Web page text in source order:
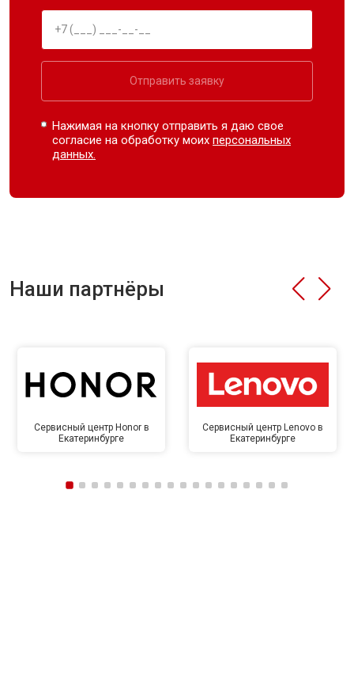
Отправить заявку
Нажимая на кнопку отправить я даю свое
согласие на обработку моихперсональных
данных.
Наши партнёры
Сервисный центр Honor в
Екатеринбурге
Сервисный центр Lenovo в
Екатеринбурге